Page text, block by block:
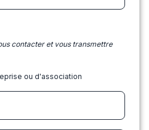
contacter et vous transmettre
ou d'association